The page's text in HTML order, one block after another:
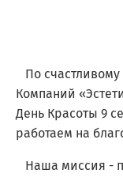
По счастливому
Компаний
День Красоты 9
работаем на
Наша миссия -